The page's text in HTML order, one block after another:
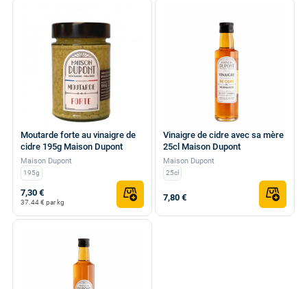
Moutarde forte au vinaigre de
cidre 195g Maison Dupont
Maison Dupont
195g
7,30 €
37.44 € par kg
Vinaigre de cidre avec sa mère
25cl Maison Dupont
Maison Dupont
25cl
7,80 €